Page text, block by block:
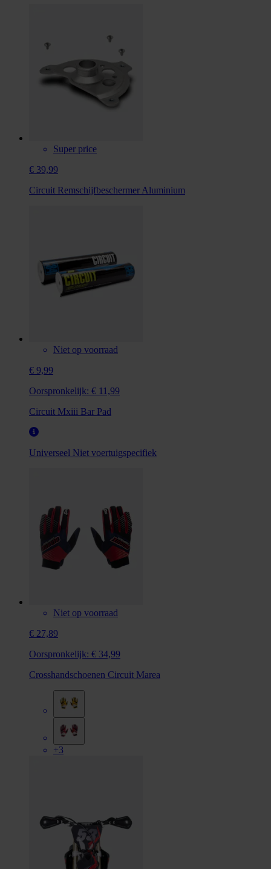
Super price
€ 39,99
Circuit Remschijfbeschermer Aluminium
Niet op voorraad
€ 9,99
Oorspronkelijk: € 11,99
Circuit Mxiii Bar Pad
Universeel Niet voertuigspecifiek
Niet op voorraad
€ 27,89
Oorspronkelijk: € 34,99
Crosshandschoenen Circuit Marea
+3